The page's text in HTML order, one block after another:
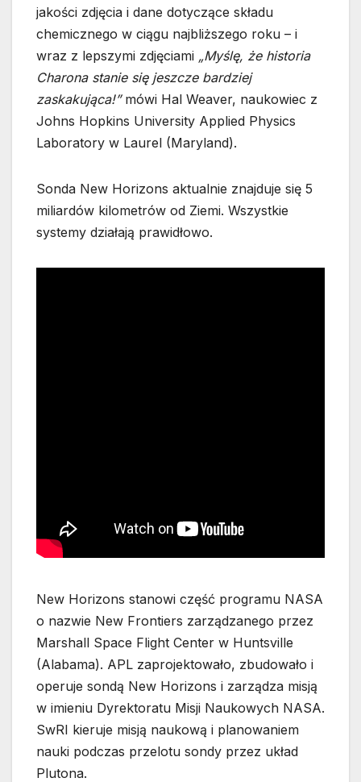
jakości zdjęcia i dane dotyczące składu
chemicznego w ciągu najbliższego roku – i
wraz z lepszymi zdjęciami „Myślę, że historia
Charona stanie się jeszcze bardziej
zaskakująca!”mówi Hal Weaver, naukowiec z
Johns Hopkins University Applied Physics
Laboratory w Laurel (Maryland).
Sonda New Horizons aktualnie znajduje się 5
miliardów kilometrów od Ziemi. Wszystkie
systemy działają prawidłowo.
New Horizons stanowi część programu NASA
o nazwie New Frontiers zarządzanego przez
Marshall Space Flight Center w Huntsville
(Alabama). APL zaprojektowało, zbudowało i
operuje sondą New Horizons i zarządza misją
w imieniu Dyrektoratu Misji Naukowych NASA.
SwRI kieruje misją naukową i planowaniem
nauki podczas przelotu sondy przez układ
Plutona.